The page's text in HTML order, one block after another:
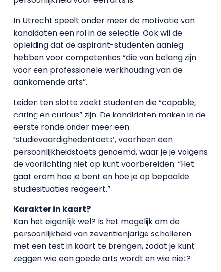
In Utrecht speelt onder meer de motivatie van
kandidaten een rol in de selectie. Ook wil de
opleiding dat de aspirant-studenten aanleg
hebben voor competenties “die van belang zijn
voor een professionele werkhouding van de
aankomende arts”.
Leiden ten slotte zoekt studenten die “capable,
caring en curious” zijn. De kandidaten maken in de
eerste ronde onder meer een
‘studievaardighedentoets’, voorheen een
persoonlijkheidstoets genoemd, waar je je volgens
de voorlichting niet op kunt voorbereiden: “Het
gaat erom hoe je bent en hoe je op bepaalde
studiesituaties reageert.”
Karakter in kaart?
Kan het eigenlijk wel? Is het mogelijk om de
persoonlijkheid van zeventienjarige scholieren
met een test in kaart te brengen, zodat je kunt
zeggen wie een goede arts wordt en wie niet?